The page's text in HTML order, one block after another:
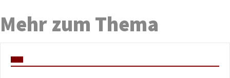
Mehr zum Thema